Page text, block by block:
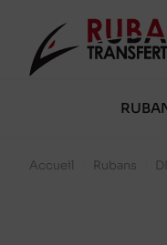
Accueil Rubans